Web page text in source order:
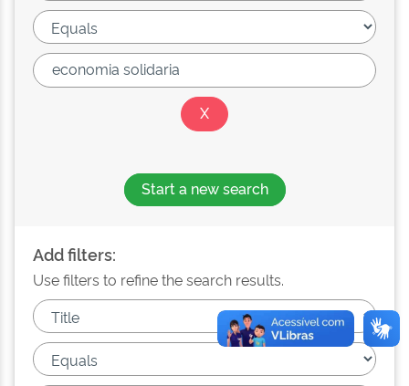
Start a new search
Add filters:
Use filters to refine the search results.